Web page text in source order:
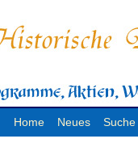
Home Neues Suche